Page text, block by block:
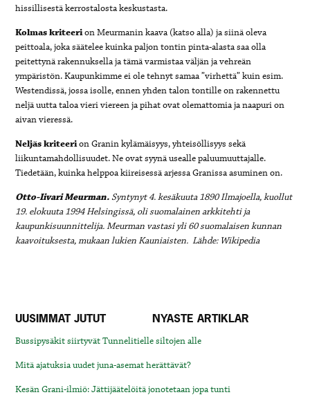
hissillisestä kerrostalosta keskustasta.
Kolmas kriteerion Meurmanin kaava (katso alla) ja siinä oleva
peittoala, joka säätelee kuinka paljon tontin pinta-alasta saa olla
peitettynä rakennuksella ja tämä varmistaa väljän ja vehreän
ympäristön. Kaupunkimme ei ole tehnyt samaa ”virhettä” kuin esim.
Westendissä, jossa isolle, ennen yhden talon tontille on rakennettu
neljä uutta taloa vieri viereen ja pihat ovat olemattomia ja naapuri on
aivan vieressä.
Neljäs kriteerion Granin kylämäisyys, yhteisöllisyys sekä
liikuntamahdollisuudet. Ne ovat syynä usealle paluumuuttajalle.
Tiedetään, kuinka helppoa kiireisessä arjessa Granissa asuminen on.
Otto-Iivari Meurman.Syntynyt 4. kesäkuuta 1890 Ilmajoella, kuollut
19. elokuuta 1994 Helsingissä, oli suomalainen arkkitehti ja
kaupunkisuunnittelija. Meurman vastasi yli 60 suomalaisen kunnan
kaavoituksesta, mukaan lukien Kauniaisten.Lähde: Wikipedia
UUSIMMAT JUTUT NYASTE ARTIKLAR
Bussipysäkit siirtyvät Tunnelitielle siltojen alle
Mitä ajatuksia uudet juna-asemat herättävät?
Kesän Grani-ilmiö: Jättijäätelöitä jonotetaan jopa tunti